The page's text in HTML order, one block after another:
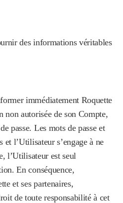
des informations véritables
immédiatement Roquette
non autorisée de son Compte,
passe. Les mots de passe et
l’Utilisateur s’engage à ne
l’Utilisateur est seul
En conséquence,
et ses partenaires,
de toute responsabilité à cet